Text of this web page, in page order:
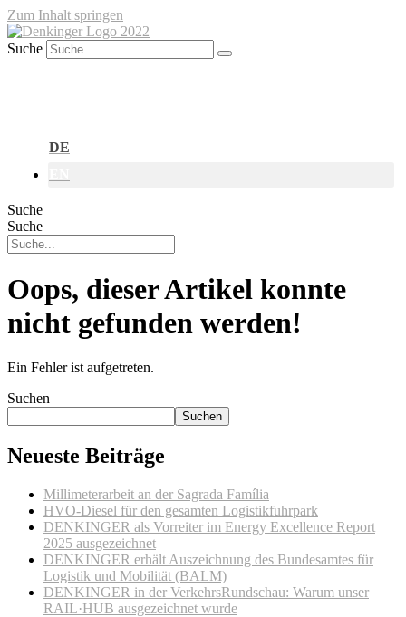
Zum Inhalt springen
Suche
DE
Suche
Suche
Oops, dieser Artikel konnte
nicht gefunden werden!
Ein Fehler ist aufgetreten.
Suchen
Suchen
Neueste Beiträge
Millimeterarbeit an der Sagrada Família
HVO-Diesel für den gesamten Logistikfuhrpark
DENKINGER als Vorreiter im Energy Excellence Report
2025 ausgezeichnet
DENKINGER erhält Auszeichnung des Bundesamtes für
Logistik und Mobilität (BALM)
DENKINGER in der VerkehrsRundschau: Warum unser
RAIL·HUB ausgezeichnet wurde